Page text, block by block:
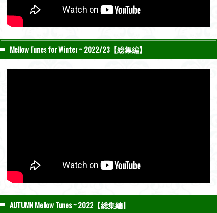
Mellow Tunes for Winter ~ 2022/23【総集編】
AUTUMN Mellow Tunes ~ 2022【総集編】